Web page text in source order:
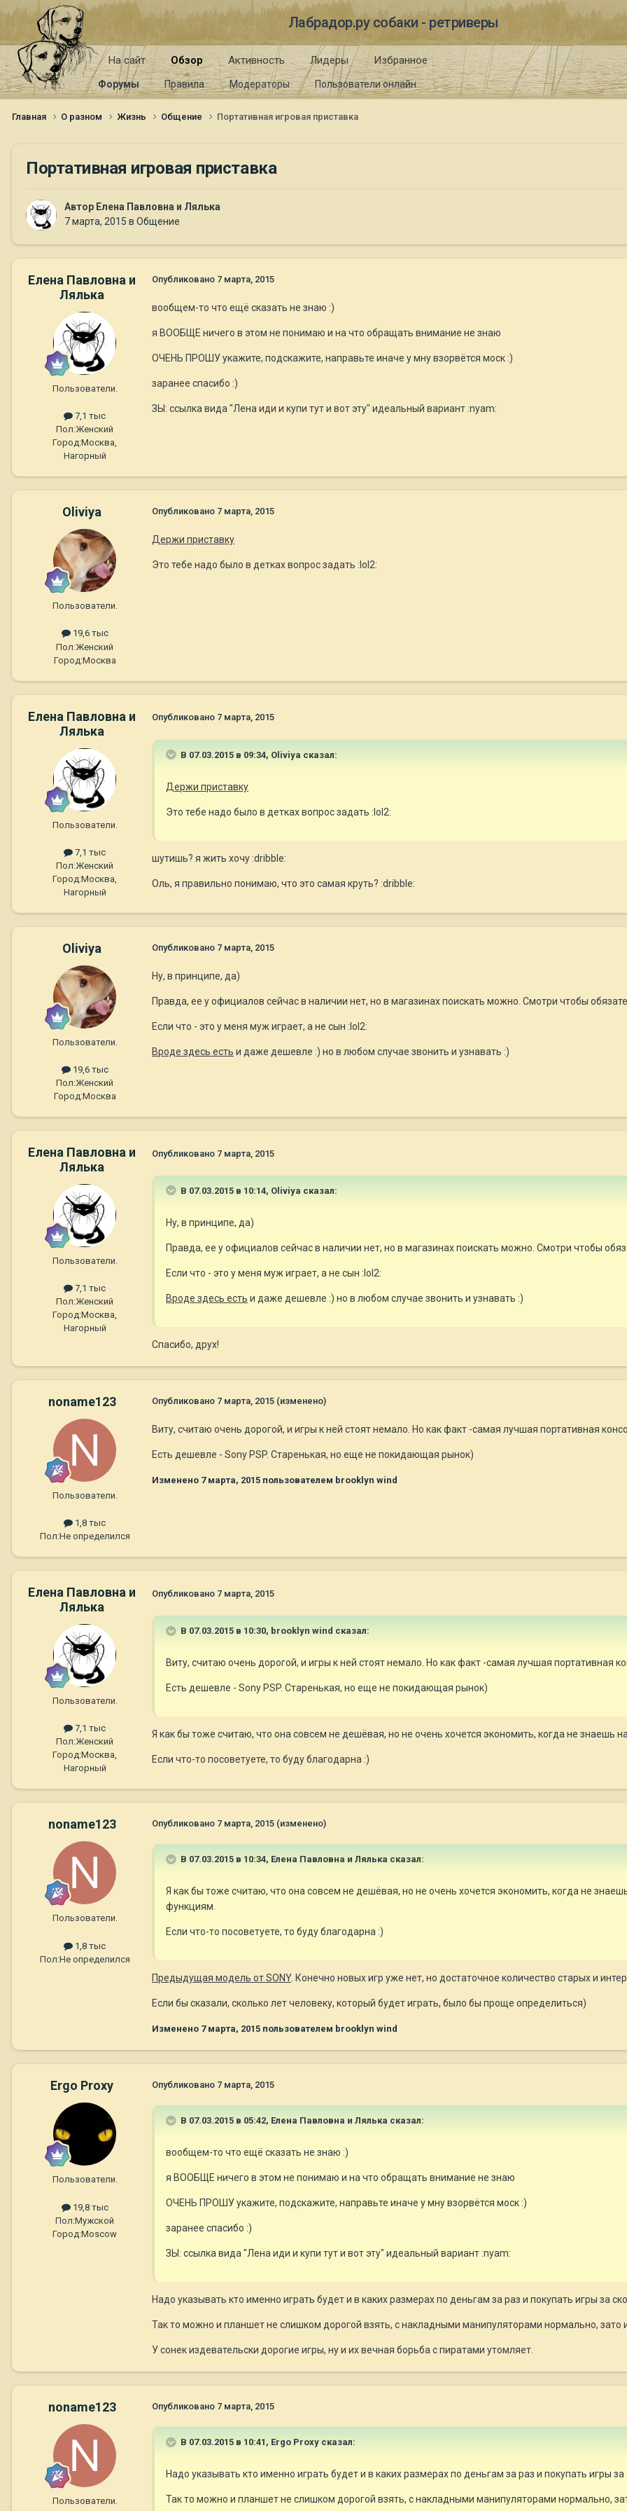
Лабрадор.ру собаки - ретриверы
На сайт Обзор
Форумы Правила Модераторы Пользователи онлайн
Активность Лидеры Избранное
Главная О разном Жизнь Общение Портативная игровая приставка
Портативная игровая приставка
Автор Елена Павловна и Лялька
7 марта, 2015 в Общение
Елена Павловна и
Лялька
Пользователи.
7,1 тыс
Пол:Женский
Город:Москва,
Нагорный
Опубликовано 7 марта, 2015
вообщем-то что ещё сказать не знаю :)
я ВООБЩЕ ничего в этом не понимаю и на что обращать внимание не знаю
ОЧЕНЬ ПРОШУ укажите, подскажите, направьте иначе у мну взорвётся моск :)
заранее спасибо :)
ЗЫ: ссылка вида "Лена иди и купи тут и вот эту" идеальный вариант :nyam:
Oliviya
Пользователи.
19,6 тыс
Пол:Женский
Город:Москва
Опубликовано 7 марта, 2015
Держи приставку
Это тебе надо было в детках вопрос задать :lol2:
Елена Павловна и
Лялька
Пользователи.
7,1 тыс
Пол:Женский
Город:Москва,
Нагорный
Опубликовано 7 марта, 2015
В 07.03.2015 в 09:34, Oliviya сказал:
Держи приставку
Это тебе надо было в детках вопрос задать :lol2:
шутишь? я жить хочу :dribble:
Оль, я правильно понимаю, что это самая круть? :dribble:
Oliviya
Пользователи.
19,6 тыс
Пол:Женский
Город:Москва
Опубликовано 7 марта, 2015
Ну, в принципе, да)
Правда, ее у официалов сейчас в наличии нет, но в магазинах поискать можно. Смотри чтобы
Если что - это у меня муж играет, а не сын :lol2:
Вроде здесь есть и даже дешевле :) но в любом случае звонить и узнавать :)
Елена Павловна и
Лялька
Пользователи.
7,1 тыс
Пол:Женский
Город:Москва,
Нагорный
Опубликовано 7 марта, 2015
В 07.03.2015 в 10:14, Oliviya сказал:
Ну, в принципе, да)
Правда, ее у официалов сейчас в наличии нет, но в магазинах поискать можно. Смотри чтобы
Если что - это у меня муж играет, а не сын :lol2:
Вроде здесь есть и даже дешевле :) но в любом случае звонить и узнавать :)
Спасибо, друх!
noname123
Пользователи.
1,8 тыс
Пол:Не определился
Опубликовано 7 марта, 2015 (изменено)
Виту, считаю очень дорогой, и игры к ней стоят немало. Но как факт -самая лучшая портативная
Есть дешевле - Sony PSP. Старенькая, но еще не покидающая рынок)
Изменено 7 марта, 2015 пользователем brooklyn wind
Елена Павловна и
Лялька
Пользователи.
7,1 тыс
Пол:Женский
Город:Москва,
Нагорный
Опубликовано 7 марта, 2015
В 07.03.2015 в 10:30, brooklyn wind сказал:
Виту, считаю очень дорогой, и игры к ней стоят немало. Но как факт -самая лучшая портативная
Есть дешевле - Sony PSP. Старенькая, но еще не покидающая рынок)
Я как бы тоже считаю, что она совсем не дешёвая, но не очень хочется экономить, когда не знаешь
Если что-то посоветуете, то буду благодарна :)
noname123
Пользователи.
1,8 тыс
Пол:Не определился
Опубликовано 7 марта, 2015 (изменено)
В 07.03.2015 в 10:34, Елена Павловна и Лялька сказал:
Я как бы тоже считаю, что она совсем не дешёвая, но не очень хочется экономить, когда не
функциям.
Если что-то посоветуете, то буду благодарна :)
Предыдущая модель от SONY. Конечно новых игр уже нет, но достаточное количество старых и
Если бы сказали, сколько лет человеку, который будет играть, было бы проще определиться)
Изменено 7 марта, 2015 пользователем brooklyn wind
Ergo Proxy
Пользователи.
19,8 тыс
Пол:Мужской
Город:Moscow
Опубликовано 7 марта, 2015
В 07.03.2015 в 05:42, Елена Павловна и Лялька сказал:
вообщем-то что ещё сказать не знаю :)
я ВООБЩЕ ничего в этом не понимаю и на что обращать внимание не знаю
ОЧЕНЬ ПРОШУ укажите, подскажите, направьте иначе у мну взорвётся моск :)
заранее спасибо :)
ЗЫ: ссылка вида "Лена иди и купи тут и вот эту" идеальный вариант :nyam:
Надо указывать кто именно играть будет и в каких размерах по деньгам за раз и покупать игры за
Так то можно и планшет не слишком дорогой взять, с накладными манипуляторами нормально,
У сонек издевательски дорогие игры, ну и их вечная борьба с пиратами утомляет.
noname123
Пользователи.
Опубликовано 7 марта, 2015
В 07.03.2015 в 10:41, Ergo Proxy сказал:
Надо указывать кто именно играть будет и в каких размерах по деньгам за раз и покупать игры за
Так то можно и планшет не слишком дорогой взять, с накладными манипуляторами нормально,